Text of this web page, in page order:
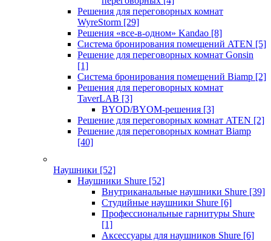
Решения для переговорных комнат
WyreStorm [29]
Решения «все-в-одном» Kandao [8]
Система бронирования помещений ATEN [5]
Решение для переговорных комнат Gonsin
[1]
Система бронирования помещений Biamp [2]
Решения для переговорных комнат
TaverLAB [3]
BYOD/BYOM-решения [3]
Решение для переговорных комнат ATEN [2]
Решение для переговорных комнат Biamp
[40]
Наушники [52]
Наушники Shure [52]
Внутриканальные наушники Shure [39]
Студийные наушники Shure [6]
Профессиональные гарнитуры Shure
[1]
Аксессуары для наушников Shure [6]